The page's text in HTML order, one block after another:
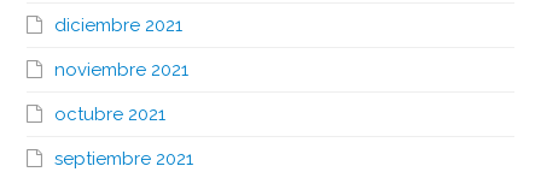
diciembre 2021
noviembre 2021
octubre 2021
septiembre 2021